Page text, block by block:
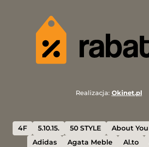
Realizacja: Okinet.pl
4F 5.10.15. 50 STYLE About You
Adidas
Agata Meble Al.to